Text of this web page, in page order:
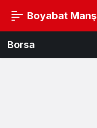
Boyabat
Borsa